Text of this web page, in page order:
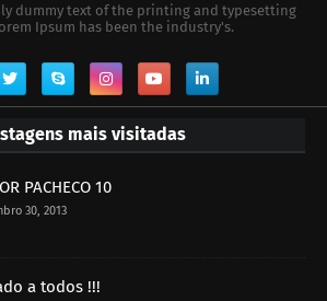
dummy text of the printing and typesetting
Ipsum has been the industry's.
mais visitadas
PACHECO 10
30, 2013
a todos !!!